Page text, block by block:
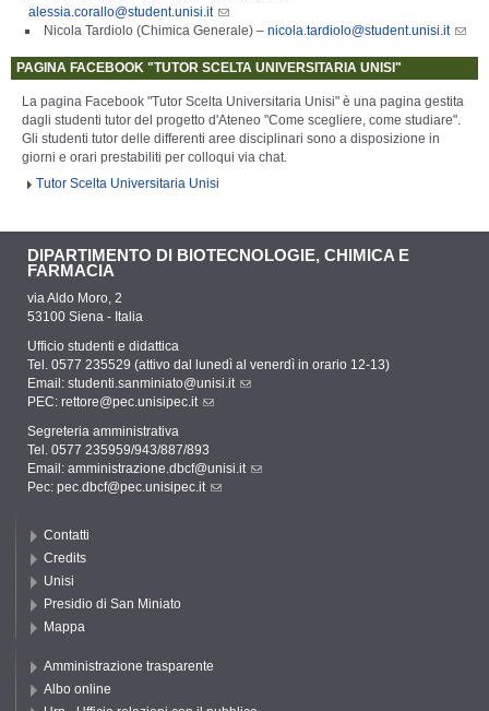
alessia.corallo@student.unisi.it
Nicola Tardiolo (Chimica Generale) –nicola.tardiolo@student.unisi.it
PAGINA FACEBOOK "TUTOR SCELTA UNIVERSITARIA UNISI"
La pagina Facebook "Tutor Scelta Universitaria Unisi" è una pagina gestita
dagli studenti tutor del progetto d'Ateneo "Come scegliere, come studiare".
Gli studenti tutor delle differenti aree disciplinari sono a disposizione in
giorni e orari prestabiliti per colloqui via chat.
Tutor Scelta Universitaria Unisi
DIPARTIMENTO DI BIOTECNOLOGIE, CHIMICA E
FARMACIA
via Aldo Moro, 2
53100 Siena - Italia
Ufficio studenti e didattica
Tel. 0577 235529 (attivo dal lunedì al venerdì in orario 12-13)
Email: studenti.sanminiato@unisi.it
PEC: rettore@pec.unisipec.it
Segreteria amministrativa
Tel. 0577 235959/943/887/893
Email: amministrazione.dbcf@unisi.it
Pec: pec.dbcf@pec.unisipec.it
Contatti
Credits
Unisi
Presidio di San Miniato
Mappa
Amministrazione trasparente
Albo online